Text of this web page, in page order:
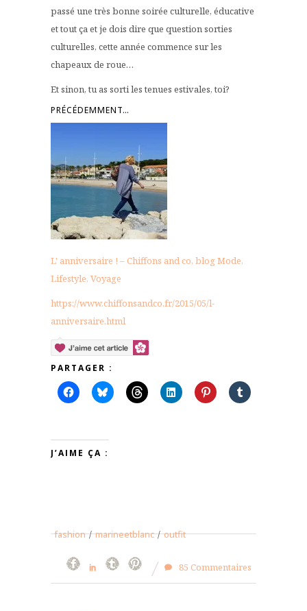
passé une très bonne soirée culturelle, éducative
et tout ça et je dois dire que question sorties
culturelles, cette année commence sur les
chapeaux de roue…
Et sinon, tu as sorti les tenues estivales, toi?
PRÉCÉDEMMENT…
L' anniversaire ! – Chiffons and co, blog Mode,
Lifestyle, Voyage
https://www.chiffonsandco.fr/2015/05/l-
anniversaire.html
PARTAGER :
J’AIME ÇA :
fashion / marineetblanc / outfit
85 Commentaires